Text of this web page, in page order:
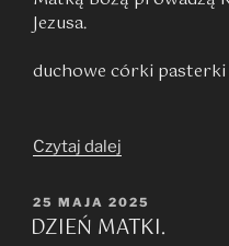
Jezusa.
duchowe córki pasterki
Czytaj dalej
OPUBLIKOWANE
W
25 MAJA 2025
DZIEŃ MATKI.